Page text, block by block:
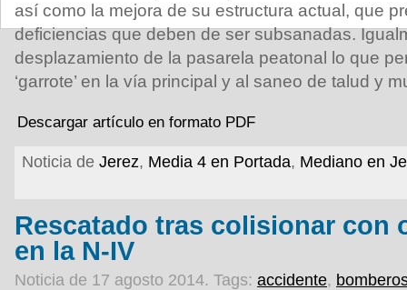
así como la mejora de su estructura actual, que
deficiencias que deben de ser subsanadas.
desplazamiento de la pasarela peatonal lo que
‘garrote’ en la vía principal y al saneo de talud y
Descargar artículo en formato PDF
Noticia de Jerez, Media 4 en Portada, Mediano en
Rescatado tras colisionar con
en la N-IV
Noticia de 17 agosto 2014. Tags: accidente,